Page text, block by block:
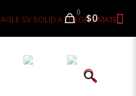
0 $0
🔍